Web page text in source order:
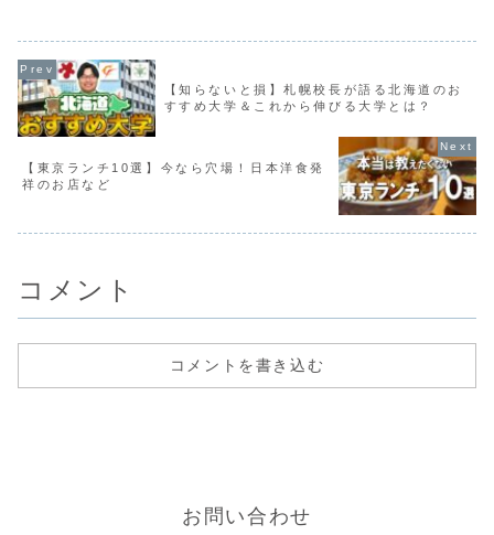
【知らないと損】札幌校長が語る北海道のお
すすめ大学＆これから伸びる大学とは？
【東京ランチ10選】今なら穴場！日本洋食発
祥のお店など
コメント
コメントを書き込む
お問い合わせ